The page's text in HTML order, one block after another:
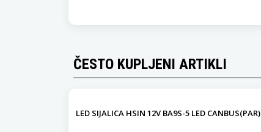
ČESTO KUPLJENI ARTIKLI
LED SIJALICA HSIN 12V BA9S-5 LED CANBUS(PAR)